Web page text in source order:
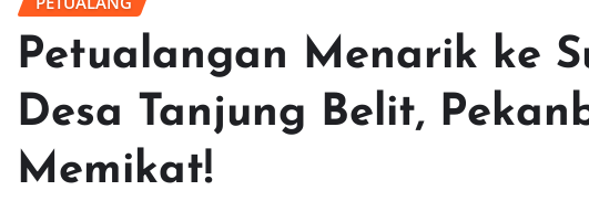
Petualangan Menarik ke
Desa Tanjung Belit,
Memikat!